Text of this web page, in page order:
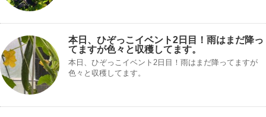
本日、ひぞっこイベント2日目！雨はまだ降っ
てますが色々と収穫してます。
本日、ひぞっこイベント2日目！雨はまだ降ってますが
色々と収穫してます。